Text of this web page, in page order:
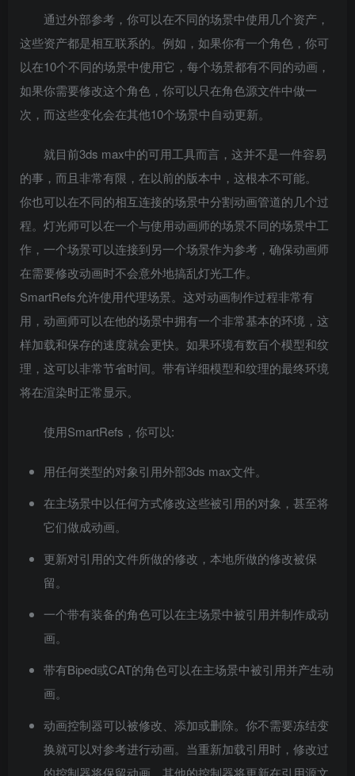
通过外部参考，你可以在不同的场景中使用几个资产，
这些资产都是相互联系的。例如，如果你有一个角色，你可
以在10个不同的场景中使用它，每个场景都有不同的动画，
如果你需要修改这个角色，你可以只在角色源文件中做一
次，而这些变化会在其他10个场景中自动更新。
就目前3ds max中的可用工具而言，这并不是一件容易
的事，而且非常有限，在以前的版本中，这根本不可能。
你也可以在不同的相互连接的场景中分割动画管道的几个过
程。灯光师可以在一个与使用动画师的场景不同的场景中工
作，一个场景可以连接到另一个场景作为参考，确保动画师
在需要修改动画时不会意外地搞乱灯光工作。
SmartRefs允许使用代理场景。这对动画制作过程非常有
用，动画师可以在他的场景中拥有一个非常基本的环境，这
样加载和保存的速度就会更快。如果环境有数百个模型和纹
理，这可以非常节省时间。带有详细模型和纹理的最终环境
将在渲染时正常显示。
使用SmartRefs，你可以:
用任何类型的对象引用外部3ds max文件。
在主场景中以任何方式修改这些被引用的对象，甚至将
它们做成动画。
更新对引用的文件所做的修改，本地所做的修改被保
留。
一个带有装备的角色可以在主场景中被引用并制作成动
画。
带有Biped或CAT的角色可以在主场景中被引用并产生动
画。
动画控制器可以被修改、添加或删除。你不需要冻结变
换就可以对参考进行动画。当重新加载引用时，修改过
的控制器将保留动画，其他的控制器将更新在引用源文